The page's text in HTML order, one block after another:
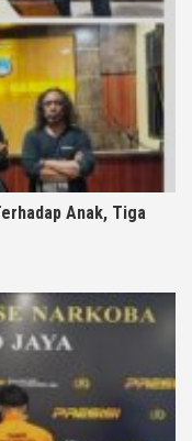
Anak, Tiga